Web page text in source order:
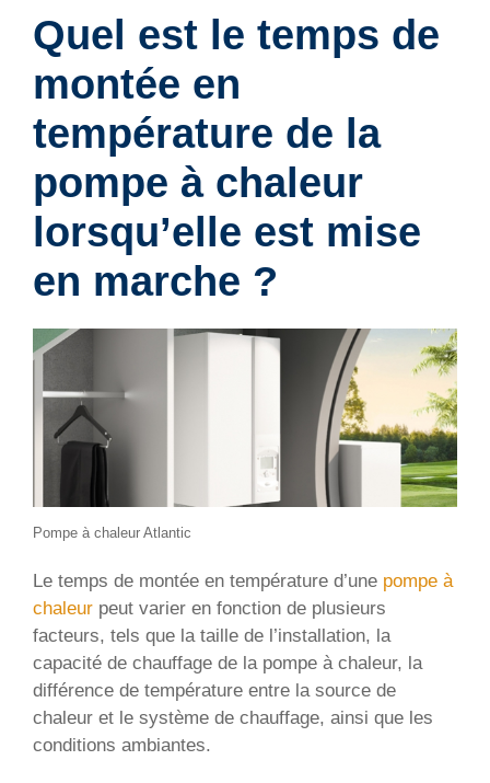
Quel est le temps de
montée en
température de la
pompe à chaleur
lorsqu’elle est mise
en marche ?
Pompe à chaleur Atlantic
Le temps de montée en température d’une pompe à
chaleur peut varier en fonction de plusieurs
facteurs, tels que la taille de l’installation, la
capacité de chauffage de la pompe à chaleur, la
différence de température entre la source de
chaleur et le système de chauffage, ainsi que les
conditions ambiantes.